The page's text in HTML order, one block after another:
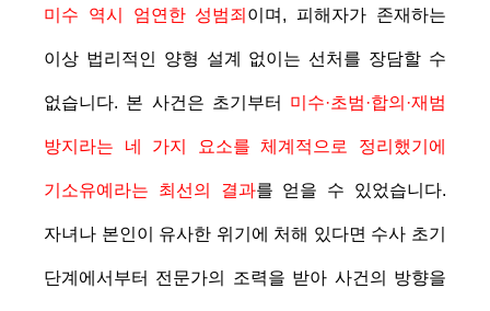
미수 역시 엄연한 성범죄 이며, 피해자가 존재하는
이상 법리적인 양형 설계 없이는 선처를 장담할 수
없습니다. 본 사건은 초기부터 미수·초범·합의·재범
방지라는 네 가지 요소를 체계적으로 정리했기에
기소유예라는 최선의 결과를 얻을 수 있었습니다.
자녀나 본인이 유사한 위기에 처해 있다면 수사 초기
단계에서부터 전문가의 조력을 받아 사건의 방향을